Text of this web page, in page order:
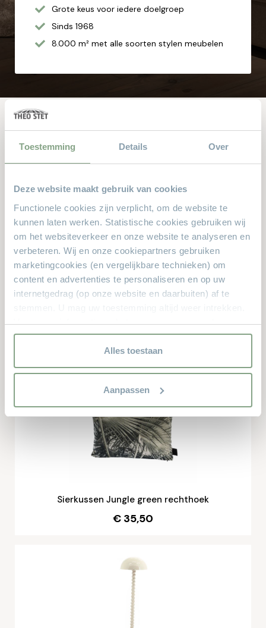
Toestemming Details Over
Deze website maakt gebruik van cookies
Functionele cookies zijn verplicht, om de website te
kunnen laten werken. Statistische cookies gebruiken wij
om het websiteverkeer en onze website te analyseren en
verbeteren. Wij en onze cookiepartners gebruiken
marketingcookies (en vergelijkbare technieken) om
content en advertenties te personaliseren en op uw
internetgedrag (op onze website en daarbuiten) af te
Voor meer informatie en het aanpassen van uw keuze op
onze website verwijzen wij u naar onze
Alles toestaan
Aanpassen
Grote keus voor iedere doelgroep
Sinds 1968
8.000 m² met alle soorten stylen meubelen
Andere bekeken ook
leuks voor u bij?
Sierkussen Juna
€ 24,95
Sierkussen Jungle green rechthoek
€ 35,50